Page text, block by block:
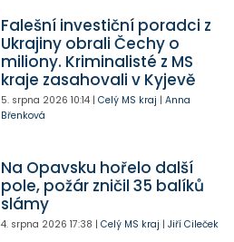
Falešní investiční poradci z
Ukrajiny obrali Čechy o
miliony. Kriminalisté z MS
kraje zasahovali v Kyjevě
5. srpna 2026 10:14| Celý MS kraj | Anna
Břenková
Na Opavsku hořelo další
pole, požár zničil 35 balíků
slámy
4. srpna 2026 17:38 | Celý MS kraj | Jiří Cileček